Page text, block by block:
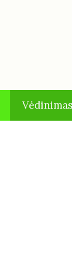
Vėdinimas